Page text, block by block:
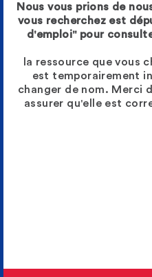
Nous vous prions de
vous recherchez est
d'emploi" pour
la ressource que vous
est temporairement
changer de nom. Merci
assurer qu'elle est